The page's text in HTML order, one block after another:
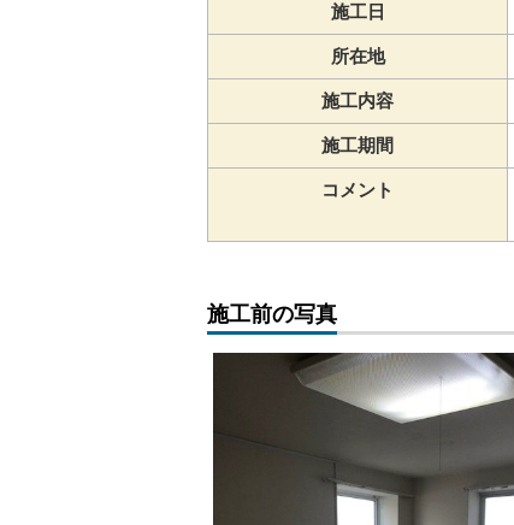
施工日
所在地
施工内容
施工期間
コメント
施工前の写真